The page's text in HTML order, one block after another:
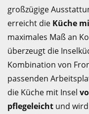
großzügige
erreicht die Küche
maximales Maß an
überzeugt die
Kombination von
passenden
die Küche mit Insel
pflegeleicht und wird